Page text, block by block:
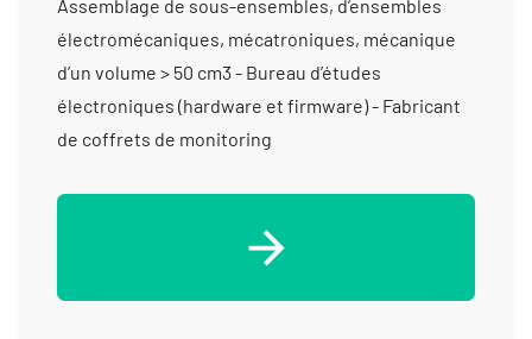
Assemblage de sous-ensembles, d’ensembles
électromécaniques, mécatroniques, mécanique
d’un volume > 50 cm3 - Bureau d’études
électroniques (hardware et firmware) - Fabricant
de coffrets de monitoring